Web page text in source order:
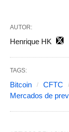
AUTOR:
Henrique HK
TAGS:
Bitcoin CFTC
Mercados de